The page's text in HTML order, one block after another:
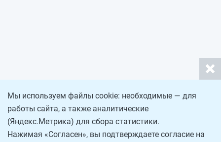
Мы используем файлы cookie: необходимые — для
работы сайта, а также аналитические
(Яндекс.Метрика) для сбора статистики.
Нажимая «Согласен», вы подтверждаете согласие на